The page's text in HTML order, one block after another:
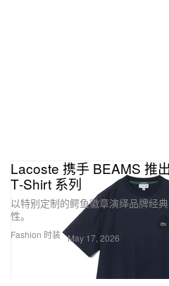
Fashion 时装
Lacoste 携手 BEAMS 推
T‑Shirt 系列
以特别定制的鳄鱼徽章演绎品牌经
性。
May 17, 2026